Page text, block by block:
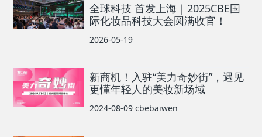
全球科技 首发上海｜2025CBE国
际化妆品科技大会圆满收官！
2026-05-19
新商机！入驻“美力奇妙街”，遇见
更懂年轻人的美妆新场域
2024-08-09 cbebaiwen